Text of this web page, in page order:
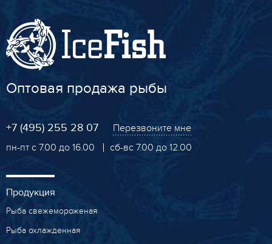
Оптовая продажа рыбы
+7 (495) 255 28 07
Перезвоните мне
пн-пт с 7.00 до 16.00
сб-вс 7.00 до 12.00
Продукция
Рыба свежемороженая
Рыба охлажденная